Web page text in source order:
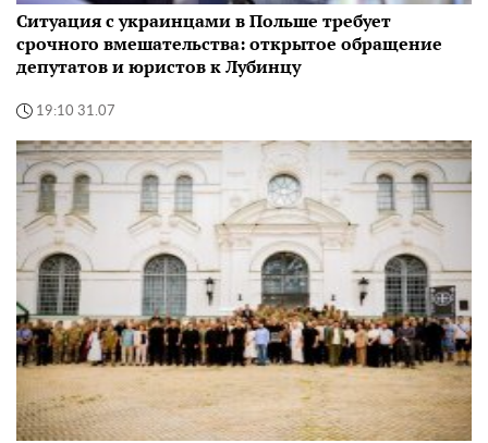
Ситуация с украинцами в Польше требует
срочного вмешательства: открытое обращение
депутатов и юристов к Лубинцу
19:10 31.07